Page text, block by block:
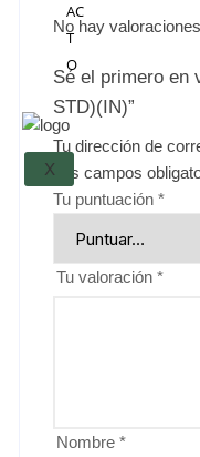
AC
T
O
X
No hay
Sé el primero en
STD)(IN)”
Tu dirección de
Los campos
Tu puntuación*
Tu valoración*
Nombre*